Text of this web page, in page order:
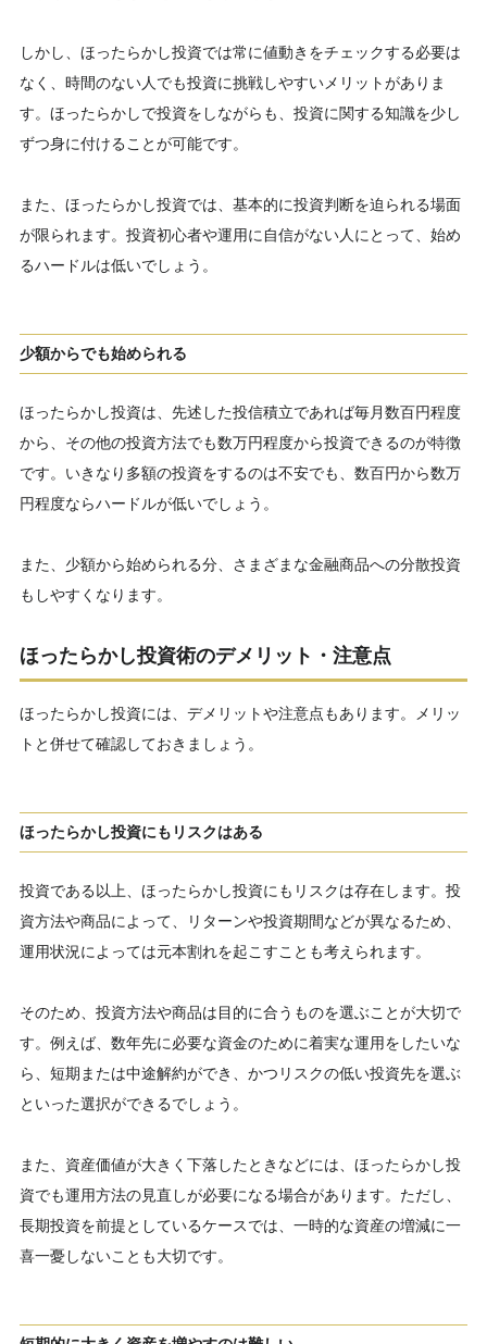
しかし、ほったらかし投資では常に値動きをチェックする必要は
なく、時間のない人でも投資に挑戦しやすいメリットがありま
す。ほったらかしで投資をしながらも、投資に関する知識を少し
ずつ身に付けることが可能です。
また、ほったらかし投資では、基本的に投資判断を迫られる場面
が限られます。投資初心者や運用に自信がない人にとって、始め
るハードルは低いでしょう。
少額からでも始められる
ほったらかし投資は、先述した投信積立であれば毎月数百円程度
から、その他の投資方法でも数万円程度から投資できるのが特徴
です。いきなり多額の投資をするのは不安でも、数百円から数万
円程度ならハードルが低いでしょう。
また、少額から始められる分、さまざまな金融商品への分散投資
もしやすくなります。
ほったらかし投資術のデメリット・注意点
ほったらかし投資には、デメリットや注意点もあります。メリッ
トと併せて確認しておきましょう。
ほったらかし投資にもリスクはある
投資である以上、ほったらかし投資にもリスクは存在します。投
資方法や商品によって、リターンや投資期間などが異なるため、
運用状況によっては元本割れを起こすことも考えられます。
そのため、投資方法や商品は目的に合うものを選ぶことが大切で
す。例えば、数年先に必要な資金のために着実な運用をしたいな
ら、短期または中途解約ができ、かつリスクの低い投資先を選ぶ
といった選択ができるでしょう。
また、資産価値が大きく下落したときなどには、ほったらかし投
資でも運用方法の見直しが必要になる場合があります。ただし、
長期投資を前提としているケースでは、一時的な資産の増減に一
喜一憂しないことも大切です。